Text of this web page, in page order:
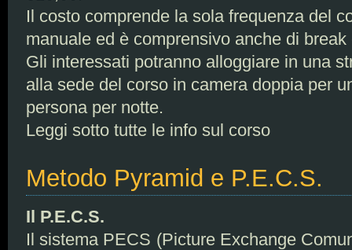
Il costo comprende la sola frequenza del
manuale ed è comprensivo anche di
Gli interessati potranno alloggiare in una
alla sede del corso in camera doppia per
persona per notte.
Leggi sotto tutte le info sul corso
Metodo Pyramid e P.E.C.S.
Il P.E.C.S.
Il sistema PECS (Picture Exchange